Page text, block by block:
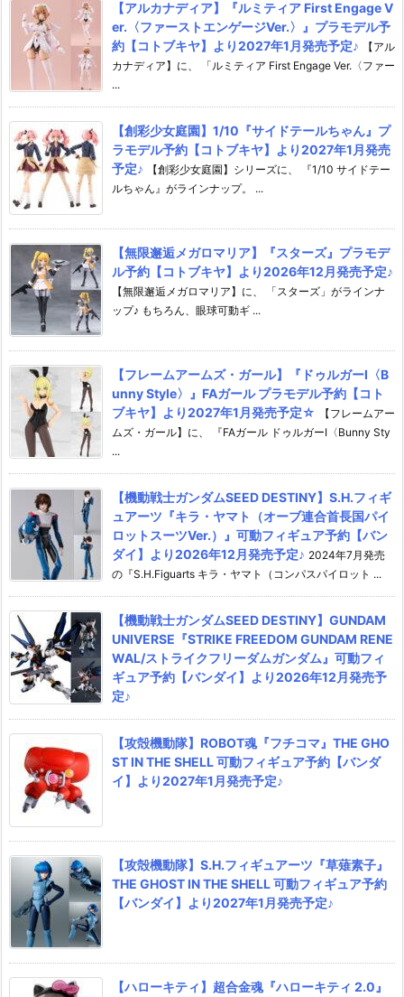
【アルカナディア】『ルミティア First Engage V
er.〈ファーストエンゲージVer.〉』プラモデル予
約【コトブキヤ】より2027年1月発売予定♪
【アル
カナディア】に、 「ルミティア First Engage Ver.〈ファー
...
【創彩少女庭園】1/10『サイドテールちゃん』プ
ラモデル予約【コトブキヤ】より2027年1月発売
予定♪
【創彩少女庭園】シリーズに、 『1/10 サイドテー
ルちゃん』がラインナップ。 ...
【無限邂逅メガロマリア】『スターズ』プラモデ
ル予約【コトブキヤ】より2026年12月発売予定♪
【無限邂逅メガロマリア】に、 「スターズ」がラインナ
ップ♪ もちろん、眼球可動ギ ...
【フレームアームズ・ガール】『ドゥルガーI〈B
unny Style〉』FAガール プラモデル予約【コト
ブキヤ】より2027年1月発売予定☆
【フレームアー
ムズ・ガール】に、 『FAガール ドゥルガーI〈Bunny Sty
...
【機動戦士ガンダムSEED DESTINY】S.H.フィギ
ュアーツ『キラ・ヤマト（オーブ連合首長国パイ
ロットスーツVer.）』可動フィギュア予約【バン
ダイ】より2026年12月発売予定♪ 2024年7月発売
の『S.H.Figuarts キラ・ヤマト（コンパスパイロット ...
【機動戦士ガンダムSEED DESTINY】GUNDAM
UNIVERSE『STRIKE FREEDOM GUNDAM RENE
WAL/ストライクフリーダムガンダム』可動フィ
ギュア予約【バンダイ】より2026年12月発売予
定♪
【攻殻機動隊】ROBOT魂『フチコマ』THE GHO
ST IN THE SHELL 可動フィギュア予約【バンダ
イ】より2027年1月発売予定♪
【攻殻機動隊】S.H.フィギュアーツ『草薙素子』
THE GHOST IN THE SHELL 可動フィギュア予約
【バンダイ】より2027年1月発売予定♪
【ハローキティ】超合金魂『ハローキティ 2.0』